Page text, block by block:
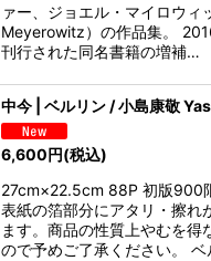
ァー、ジョエル・マイロウィ
Meyerowitz）の作品集。
刊行された同名書籍の増補…
中今 | ベルリン / 小島康敬
6,600円(税込)
27cm×22.5cm 88P 初版900
表紙の箔部分にアタリ・擦れ
ます。商品の性質上やむを得
ので予めご了承ください。